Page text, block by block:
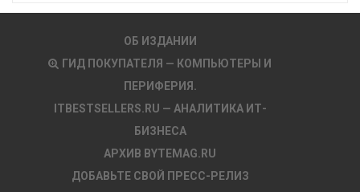
ОБ ИЗДАНИИ
ГИД ПОКУПАТЕЛЯ — КОМПЬЮТЕРЫ И
ПЕРИФЕРИЯ.
ITBESTSELLERS.RU — АНАЛИТИКА ИТ-
БИЗНЕСА
АРХИВ BYTEMAG.RU
ДОБАВЬТЕ СВОЙ ПРЕСС-РЕЛИЗ